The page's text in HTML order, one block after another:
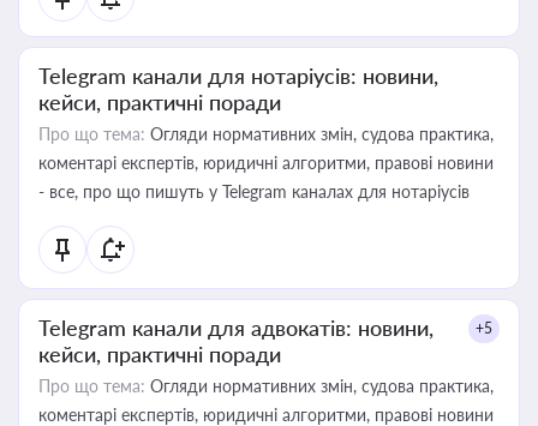
Telegram канали для нотаріусів: новини,
кейси, практичні поради
Про що тема: Огляди нормативних змін, судова практика,
коментарі експертів, юридичні алгоритми, правові новини
- все, про що пишуть у Telegram каналах для нотаріусів
Telegram канали для адвокатів: новини,
кейси, практичні поради
+5
Про що тема: Огляди нормативних змін, судова практика,
коментарі експертів, юридичні алгоритми, правові новини